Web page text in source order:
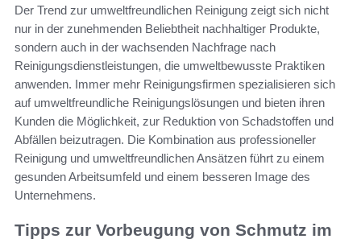
Der Trend zur umweltfreundlichen Reinigung zeigt sich nicht
nur in der zunehmenden Beliebtheit nachhaltiger Produkte,
sondern auch in der wachsenden Nachfrage nach
Reinigungsdienstleistungen, die umweltbewusste Praktiken
anwenden. Immer mehr Reinigungsfirmen spezialisieren sich
auf umweltfreundliche Reinigungslösungen und bieten ihren
Kunden die Möglichkeit, zur Reduktion von Schadstoffen und
Abfällen beizutragen. Die Kombination aus professioneller
Reinigung und umweltfreundlichen Ansätzen führt zu einem
gesunden Arbeitsumfeld und einem besseren Image des
Unternehmens.
Tipps zur Vorbeugung von Schmutz im